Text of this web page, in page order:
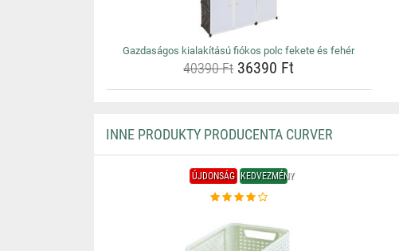
Gazdaságos kialakítású fiókos polc fekete és fehér
40390 Ft36390 Ft
INNE PRODUKTY PRODUCENTA CURVER
ÚJDONSÁG KEDVEZMÉNY